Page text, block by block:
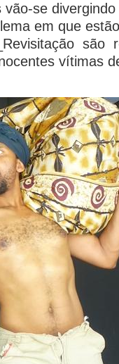
se
em que
vítimas